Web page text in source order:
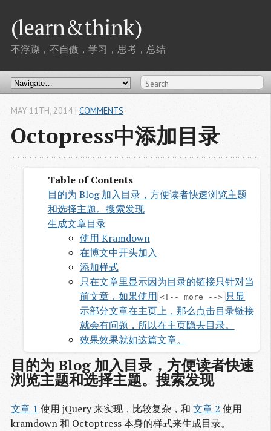
(learn&think)
不浮躁，不自傲，学习，思考，总结
Octopress中添加目录
MAY 11TH, 2014 | COMMENTS
目的为 Blog 加入目录，方便读者快速浏览主题
和选择主题。搜索发现
生成文章目录
使用 Kramdown
在博文中开头加入
添加样式
只在文章里显示因为目录的链接只针对当
前文章，如果使用 <!-- more --> 只显
示部分文章在主页上，那么点击目录链接
就会有问题，所以在主页隐去目录。
效果效果就如这篇文章。
目的为 Blog 加入目录，方便读者快速
浏览主题和选择主题。搜索发现
文章 1 使用 jQuery 来实现，比较复杂，和 文章 2 使用
kramdown 和 Octoptress 本身的样式来生成目录。